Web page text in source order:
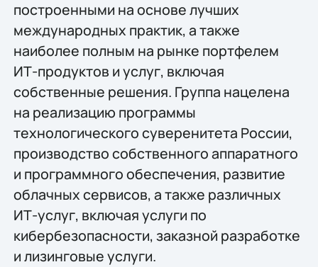
построенными на основе лучших
международных практик, а также
наиболее полным на рынке портфелем
ИТ-продуктов и услуг, включая
собственные решения. Группа нацелена
на реализацию программы
технологического суверенитета России,
производство собственного аппаратного
и программного обеспечения, развитие
облачных сервисов, а также различных
ИТ-услуг, включая услуги по
кибербезопасности, заказной разработке
и лизинговые услуги.